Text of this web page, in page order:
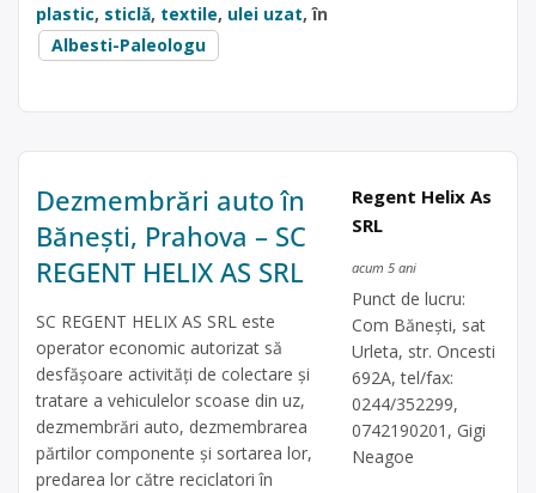
plastic, sticlă, textile, ulei uzat, în
Albesti-Paleologu
Dezmembrări auto în
Bănești, Prahova – SC
REGENT HELIX AS SRL
SC REGENT HELIX AS SRL este
operator economic autorizat să
desfăşoare activităţi de colectare şi
tratare a vehiculelor scoase din uz,
dezmembrări auto, dezmembrarea
părtilor componente și sortarea lor,
predarea lor către reciclatori în
Regent Helix As
SRL
acum 5 ani
Punct de lucru:
Com Bănești, sat
Urleta, str. Oncesti
692A, tel/fax:
0244/352299,
0742190201, Gigi
Neagoe